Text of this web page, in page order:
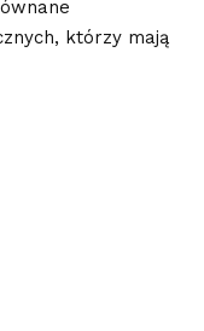
którzy mają